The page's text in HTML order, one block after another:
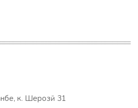
к. Шерозӣ 31